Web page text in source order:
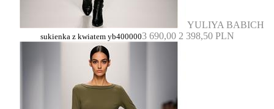
YULIYA BABICH
sukienka z kwiatem yb4000003 690,00 2 398,50 PLN